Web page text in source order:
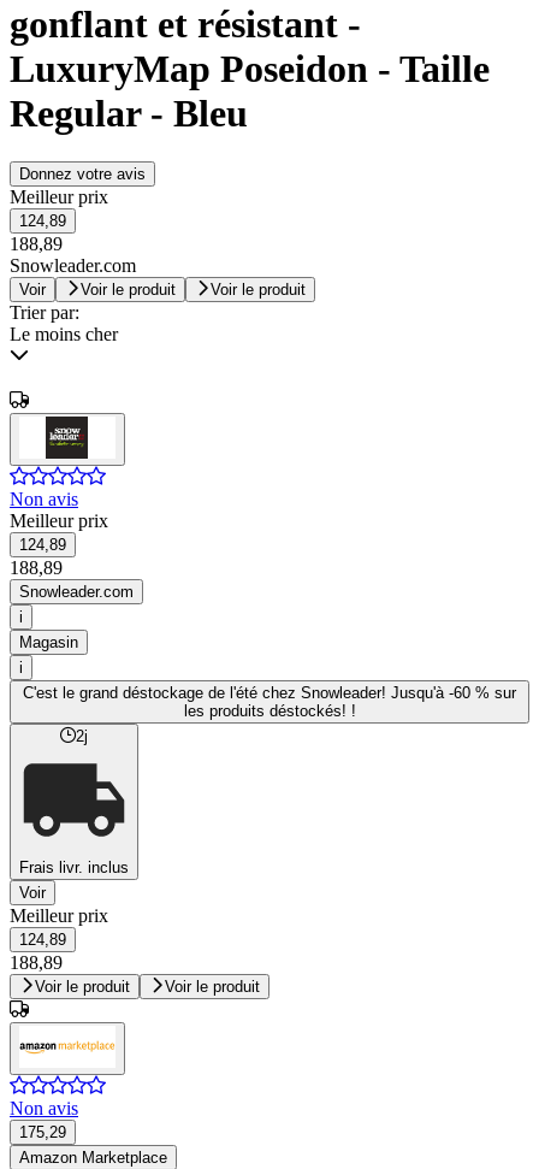
gonflant et résistant -
LuxuryMap Poseidon - Taille
Regular - Bleu
Donnez votre avis
Meilleur prix
124,89
188,89
Snowleader.com
Voir Voir le produit Voir le produit
Trier par:
Le moins cher
Non avis
Meilleur prix
124,89
188,89
Snowleader.com
i
Magasin
i
C'est le grand déstockage de l'été chez Snowleader! Jusqu'à -60 % sur
les produits déstockés! !
2j
Frais livr. inclus
Voir
Meilleur prix
124,89
188,89
Voir le produit Voir le produit
Non avis
175,29
Amazon Marketplace